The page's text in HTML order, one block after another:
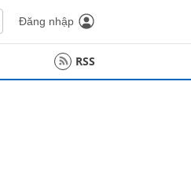
Đăng nhập
RSS